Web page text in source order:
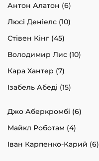
Антон Алатон (6)
Люсі Деніелс (10)
Стівен Кінг (45)
Володимир Лис (10)
Кара Хантер (7)
Ізабель Абеді (15)
Джо Аберкромбі (6)
Майкл Роботам (4)
Іван Карпенко-Карий (6)